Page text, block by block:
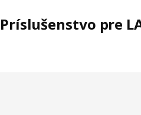
Príslušenstvo pre